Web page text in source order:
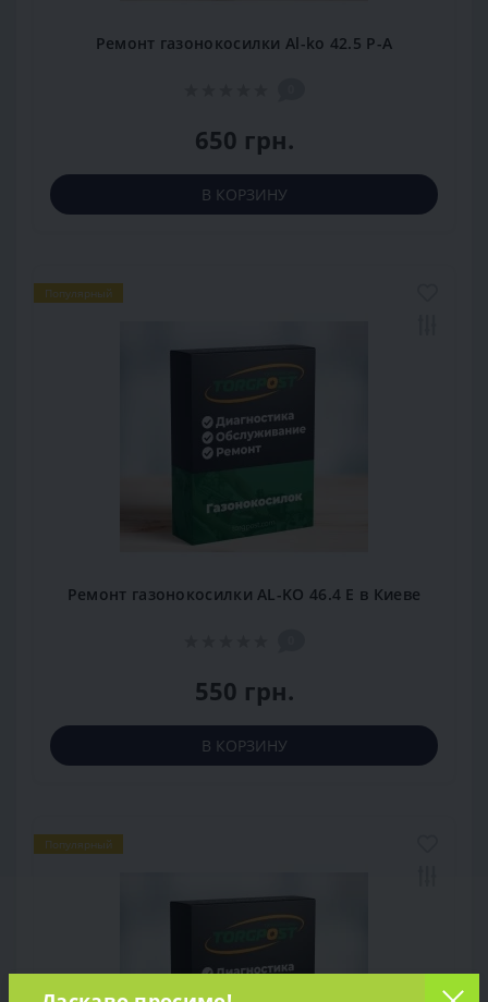
Ремонт газонокосилки Al-ko 42.5 P-A
650 грн.
В КОРЗИНУ
Популярный
Ремонт газонокосилки AL-KO 46.4 E в Киеве
550 грн.
В КОРЗИНУ
Популярный